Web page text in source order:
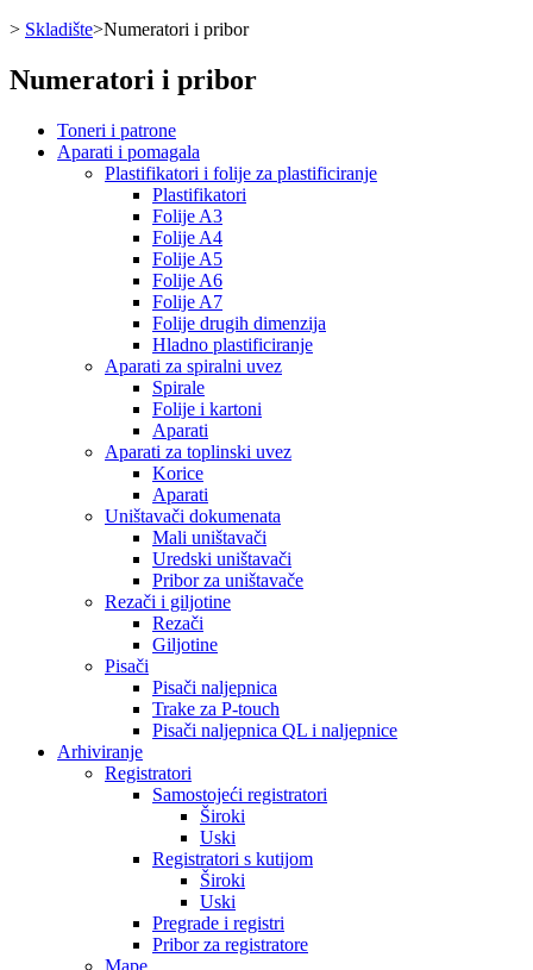
> Skladište>Numeratori i pribor
Numeratori i pribor
Toneri i patrone
Aparati i pomagala
Plastifikatori i folije za plastificiranje
Plastifikatori
Folije A3
Folije A4
Folije A5
Folije A6
Folije A7
Folije drugih dimenzija
Hladno plastificiranje
Aparati za spiralni uvez
Spirale
Folije i kartoni
Aparati
Aparati za toplinski uvez
Korice
Aparati
Uništavači dokumenata
Mali uništavači
Uredski uništavači
Pribor za uništavače
Rezači i giljotine
Rezači
Giljotine
Pisači
Pisači naljepnica
Trake za P-touch
Pisači naljepnica QL i naljepnice
Arhiviranje
Registratori
Samostojeći registratori
Široki
Uski
Registratori s kutijom
Široki
Uski
Pregrade i registri
Pribor za registratore
Mape